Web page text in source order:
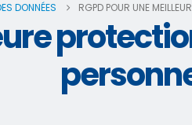
DONNÉES RGPD POUR UNE